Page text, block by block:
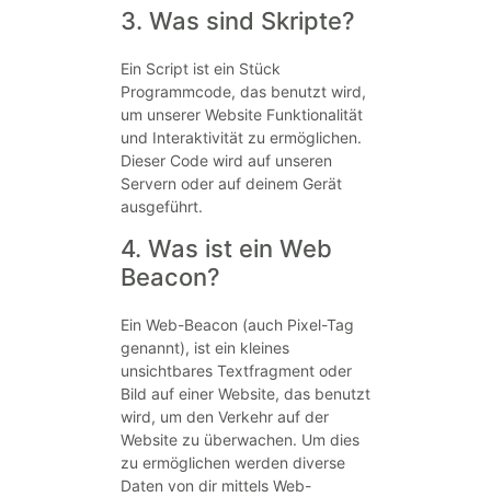
3. Was sind Skripte?
Ein Script ist ein Stück
Programmcode, das benutzt wird,
um unserer Website Funktionalität
und Interaktivität zu ermöglichen.
Dieser Code wird auf unseren
Servern oder auf deinem Gerät
ausgeführt.
4. Was ist ein Web
Beacon?
Ein Web-Beacon (auch Pixel-Tag
genannt), ist ein kleines
unsichtbares Textfragment oder
Bild auf einer Website, das benutzt
wird, um den Verkehr auf der
Website zu überwachen. Um dies
zu ermöglichen werden diverse
Daten von dir mittels Web-